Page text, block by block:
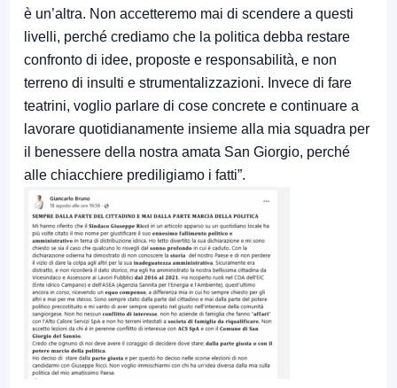
è un’altra. Non accetteremo mai di scendere a questi
livelli, perché crediamo che la politica debba restare
confronto di idee, proposte e responsabilità, e non
terreno di insulti e strumentalizzazioni. Invece di fare
teatrini, voglio parlare di cose concrete e continuare a
lavorare quotidianamente insieme alla mia squadra per
il benessere della nostra amata San Giorgio, perché
alle chiacchiere prediligiamo i fatti”.